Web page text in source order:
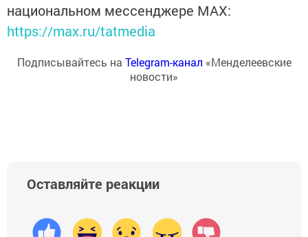
национальном мессенджере MАХ:
https://max.ru/tatmedia
Подписывайтесь на Telegram-канал «Менделеевские
новости»
Оставляйте реакции